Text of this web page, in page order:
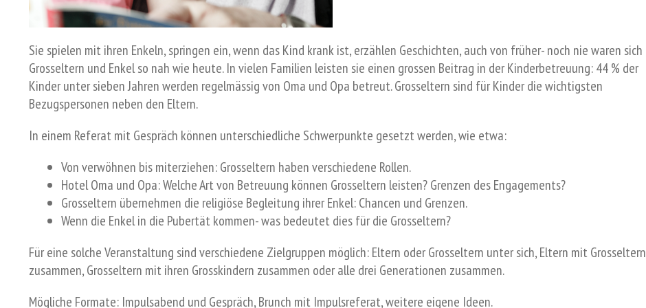
Sie spielen mit ihren Enkeln, springen ein, wenn das Kind krank ist, erzählen Geschichten, auch von früher- noch nie waren sich
Grosseltern und Enkel so nah wie heute. In vielen Familien leisten sie einen grossen Beitrag in der Kinderbetreuung: 44 % der
Kinder unter sieben Jahren werden regelmässig von Oma und Opa betreut. Grosseltern sind für Kinder die wichtigsten
Bezugspersonen neben den Eltern.
In einem Referat mit Gespräch können unterschiedliche Schwerpunkte gesetzt werden, wie etwa:
Von verwöhnen bis miterziehen: Grosseltern haben verschiedene Rollen.
Hotel Oma und Opa: Welche Art von Betreuung können Grosseltern leisten? Grenzen des Engagements?
Grosseltern übernehmen die religiöse Begleitung ihrer Enkel: Chancen und Grenzen.
Wenn die Enkel in die Pubertät kommen- was bedeutet dies für die Grosseltern?
Für eine solche Veranstaltung sind verschiedene Zielgruppen möglich: Eltern oder Grosseltern unter sich, Eltern mit Grosseltern
zusammen, Grosseltern mit ihren Grosskindern zusammen oder alle drei Generationen zusammen.
Mögliche Formate: Impulsabend und Gespräch, Brunch mit Impulsreferat, weitere eigene Ideen.